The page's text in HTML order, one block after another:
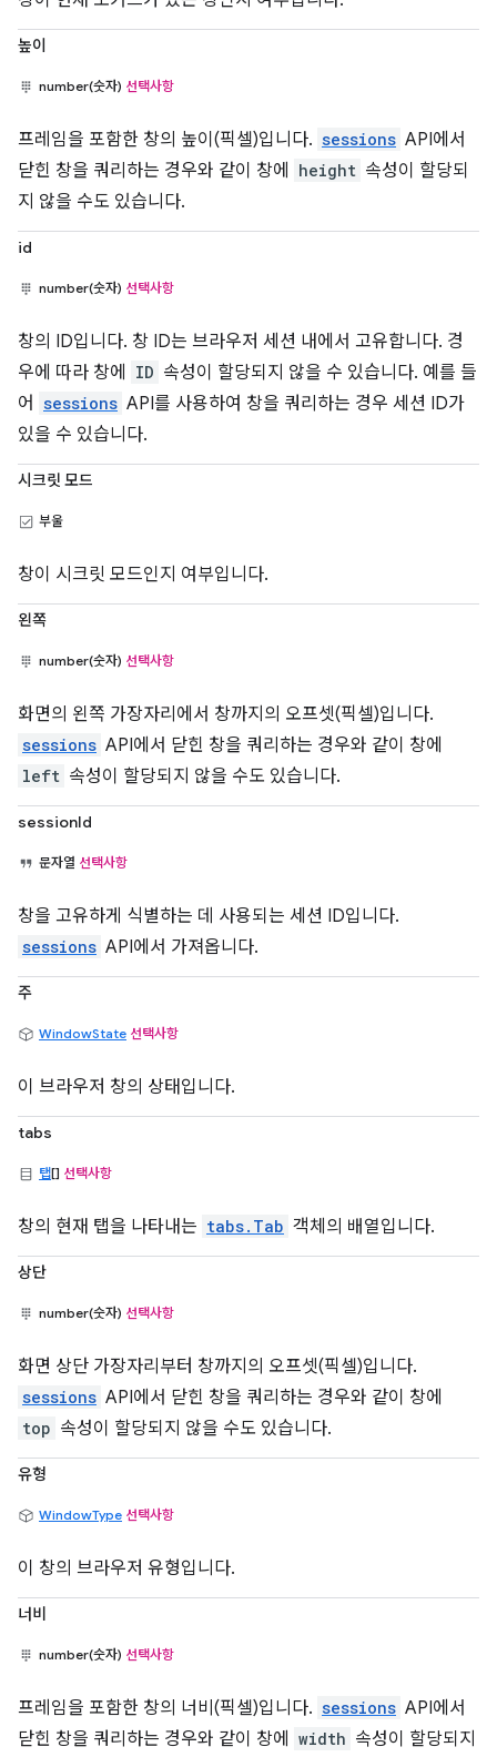
높이
number(숫자) 선택사항
프레임을 포함한 창의 높이(픽셀)입니다. sessions API에서
닫힌 창을 쿼리하는 경우와 같이 창에
height 속성이 할당되
지 않을 수도 있습니다.
id
number(숫자) 선택사항
창의 ID입니다. 창 ID는 브라우저 세션 내에서 고유합니다. 경
우에 따라 창에
ID 속성이 할당되지 않을 수 있습니다. 예를 들
어 sessions API를 사용하여 창을 쿼리하는 경우 세션 ID가
있을 수 있습니다.
시크릿 모드
부울
창이 시크릿 모드인지 여부입니다.
왼쪽
number(숫자) 선택사항
화면의 왼쪽 가장자리에서 창까지의 오프셋(픽셀)입니다.
sessions API에서 닫힌 창을 쿼리하는 경우와 같이 창에
left 속성이 할당되지 않을 수도 있습니다.
sessionId
문자열 선택사항
창을 고유하게 식별하는 데 사용되는 세션 ID입니다.
sessions API에서 가져옵니다.
주
WindowState 선택사항
이 브라우저 창의 상태입니다.
tabs
탭[] 선택사항
창의 현재 탭을 나타내는 tabs.Tab 객체의 배열입니다.
상단
number(숫자) 선택사항
화면 상단 가장자리부터 창까지의 오프셋(픽셀)입니다.
sessions API에서 닫힌 창을 쿼리하는 경우와 같이 창에
top 속성이 할당되지 않을 수도 있습니다.
유형
WindowType 선택사항
이 창의 브라우저 유형입니다.
너비
number(숫자) 선택사항
프레임을 포함한 창의 너비(픽셀)입니다. sessions API에서
닫힌 창을 쿼리하는 경우와 같이 창에
width 속성이 할당되지